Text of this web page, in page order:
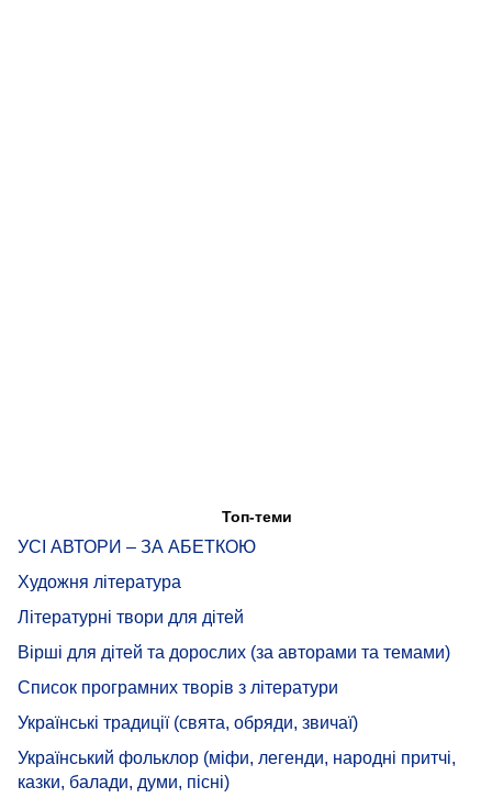
Топ-теми
УСІ АВТОРИ – ЗА АБЕТКОЮ
Художня література
Літературні твори для дітей
Вірші для дітей та дорослих (за авторами та темами)
Список програмних творів з літератури
Українські традиції (свята, обряди, звичаї)
Український фольклор (міфи, легенди, народні притчі,
казки, балади, думи, пісні)